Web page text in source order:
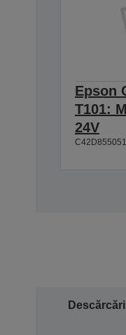
Epson
T101:
24V
C42D855051
Descărcări